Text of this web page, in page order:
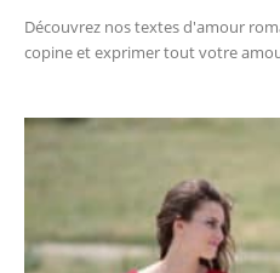
Découvrez nos textes d'amour
copine et exprimer tout votre